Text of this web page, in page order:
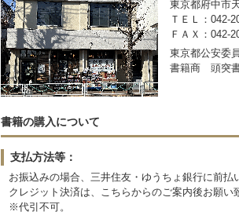
東京都府中市
ＴＥＬ：042-
ＦＡＸ：042-
東京都公安委
書籍商 頭突
書籍の購入について
支払方法等：
お振込みの場合、三井住友・ゆうちょ銀行に前払
クレジット決済は、こちらからのご案内後お願い
※代引不可。